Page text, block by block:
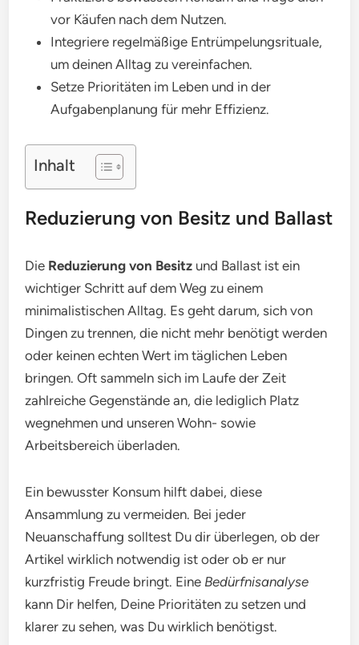
vor Käufen nach dem Nutzen.
Integriere regelmäßige Entrümpelungsrituale,
um deinen Alltag zu vereinfachen.
Setze Prioritäten im Leben und in der
Aufgabenplanung für mehr Effizienz.
Inhalt
Reduzierung von Besitz und Ballast
Die Reduzierung von Besitz und Ballast ist ein
wichtiger Schritt auf dem Weg zu einem
minimalistischen Alltag. Es geht darum, sich von
Dingen zu trennen, die nicht mehr benötigt werden
oder keinen echten Wert im täglichen Leben
bringen. Oft sammeln sich im Laufe der Zeit
zahlreiche Gegenstände an, die lediglich Platz
wegnehmen und unseren Wohn- sowie
Arbeitsbereich überladen.
Ein bewusster Konsum hilft dabei, diese
Ansammlung zu vermeiden. Bei jeder
Neuanschaffung solltest Du dir überlegen, ob der
Artikel wirklich notwendig ist oder ob er nur
kurzfristig Freude bringt. Eine Bedürfnisanalyse
kann Dir helfen, Deine Prioritäten zu setzen und
klarer zu sehen, was Du wirklich benötigst.